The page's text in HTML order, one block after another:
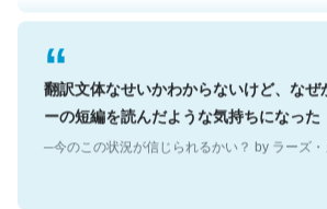
翻訳文体なせいかわからないけど、なぜ
ーの短編を読んだような気持ちになった
─今のこの状況が信じられるかい？ by ラーズ・